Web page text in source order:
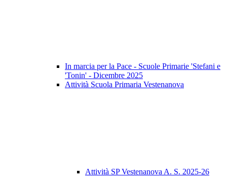
In marcia per la Pace - Scuole Primarie 'Stefani e
'Tonin' - Dicembre 2025
Attività Scuola Primaria Vestenanova
Attività SP Vestenanova A. S. 2025-26